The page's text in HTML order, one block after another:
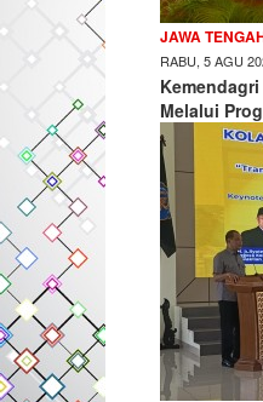
JAWA
RABU, 5 AGU
Melalui